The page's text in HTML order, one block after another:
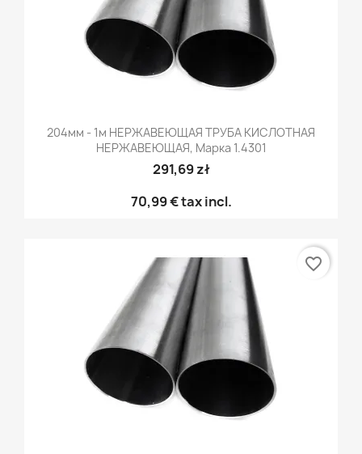
204мм - 1м НЕРЖАВЕЮЩАЯ ТРУБА КИСЛОТНАЯ
НЕРЖАВЕЮЩАЯ, Марка 1.4301
291,69 zł
70,99 €tax incl.
favorite_border